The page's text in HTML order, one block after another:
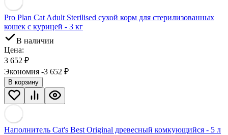
Pro Plan Cat Adult Sterilised сухой корм для стерилизованных
кошек с курицей - 3 кг
В наличии
Цена:
3 652 ₽
Экономия -3 652 ₽
В корзину
Наполнитель Cat's Best Original древесный комкующийся - 5 л